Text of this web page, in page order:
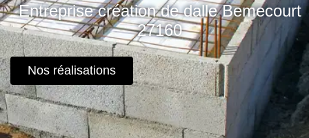
Entreprise création de dalle Bemecourt
27160
Nos réalisations